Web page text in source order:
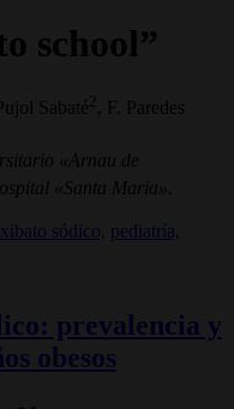
school”
Sabaté
, F. Paredes
«Arnau de
«Santa Maria».
sódico, pediatría,
prevalencia y
obesos